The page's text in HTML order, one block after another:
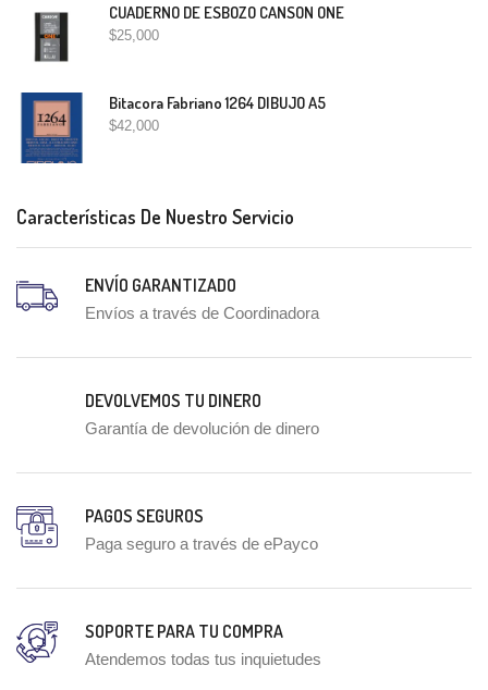
CUADERNO DE ESBOZO CANSON ONE
$25,000
Bitacora Fabriano 1264 DIBUJO A5
$42,000
Características De Nuestro Servicio
ENVÍO GARANTIZADO
Envíos a través de Coordinadora
DEVOLVEMOS TU DINERO
Garantía de devolución de dinero
PAGOS SEGUROS
Paga seguro a través de ePayco
SOPORTE PARA TU COMPRA
Atendemos todas tus inquietudes